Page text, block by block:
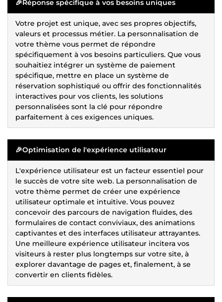
🎉Réponse spécifique à vos besoins uniques
Votre projet est unique, avec ses propres objectifs,
valeurs et processus métier. La personnalisation de
votre thème vous permet de répondre
spécifiquement à vos besoins particuliers. Que vous
souhaitiez intégrer un système de paiement
spécifique, mettre en place un système de
réservation sophistiqué ou offrir des fonctionnalités
interactives pour vos clients, les solutions
personnalisées sont la clé pour répondre
parfaitement à ces exigences uniques.
🎉Optimisation de l'expérience utilisateur
L'expérience utilisateur est un facteur essentiel pour
le succès de votre site web. La personnalisation de
votre thème permet de créer une expérience
utilisateur optimale et intuitive. Vous pouvez
concevoir des parcours de navigation fluides, des
formulaires de contact conviviaux, des animations
captivantes et des interfaces utilisateur attrayantes.
Une meilleure expérience utilisateur incitera vos
visiteurs à rester plus longtemps sur votre site, à
explorer davantage de pages et, finalement, à se
convertir en clients fidèles.